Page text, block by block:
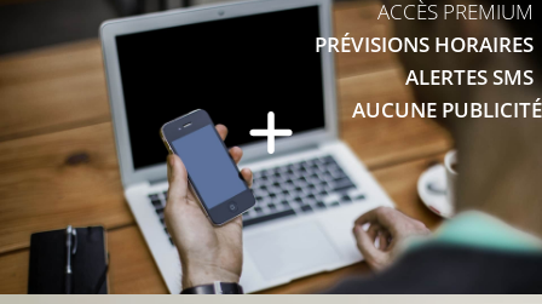
ACCÈS PREMIUM
PRÉVISIONS HORAIRES
ALERTES SMS
AUCUNE PUBLICITÉ